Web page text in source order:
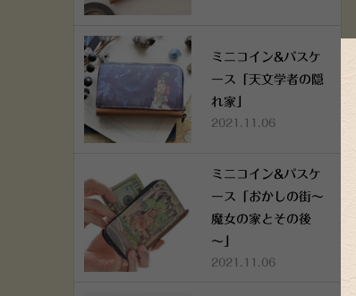
ミニコイン&パスケ
ース「天文学者の隠
れ家」
2021.11.06
ミニコイン&パスケ
ース「おかしの街～
魔女の家とその後
～」
2021.11.06